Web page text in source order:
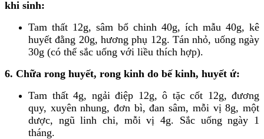
khi sinh:
Tam thất 12g, sâm bổ chinh 40g, ích mẫu 40g, kê
huyết đằng 20g, hương phụ 12g. Tán nhỏ, uống ngày
30g (có thể sắc uống với liều thích hợp).
6. Chữa rong huyết, rong kinh do bế kinh, huyết ứ:
Tam thất 4g, ngải điệp 12g, ô tặc cốt 12g, đương
quy, xuyên nhung, đơn bì, đan sâm, mỗi vị 8g, một
dược, ngũ linh chi, mỗi vị 4g. Sắc uống ngày 1
tháng.